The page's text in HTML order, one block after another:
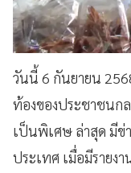
วันนี้ 6 กันยายน
ท้องของประชาชนก
เป็นพิเศษ ล่าสุด มีข่
ประเทศ เมื่อมีรายง